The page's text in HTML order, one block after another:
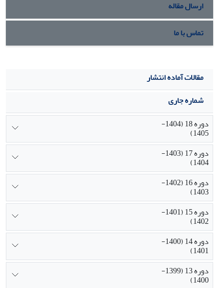
ارسال مقاله
تماس با ما
مقالات آماده انتشار
شماره جاری
دوره 18 (1404-
1405)
دوره 17 (1403-
1404)
دوره 16 (1402-
1403)
دوره 15 (1401-
1402)
دوره 14 (1400-
1401)
دوره 13 (1399-
1400)